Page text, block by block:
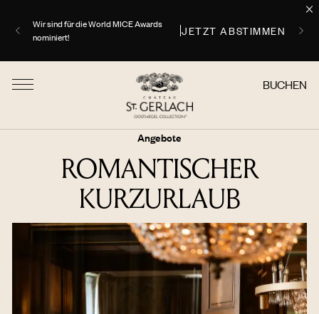
Buchen Sie einen Sommeraufenthalt von zwei
Nächten, Abendessen und Spa-Behandlung
ENTDECKEN
BUCHEN
Angebote
ROMANTISCHER
KURZURLAUB